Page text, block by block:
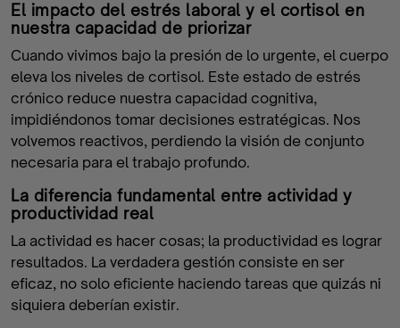
El impacto del estrés laboral y el cortisol en
nuestra capacidad de priorizar
Cuando vivimos bajo la presión de lo urgente, el cuerpo
eleva los niveles de cortisol. Este estado de estrés
crónico reduce nuestra capacidad cognitiva,
impidiéndonos tomar decisiones estratégicas. Nos
volvemos reactivos, perdiendo la visión de conjunto
necesaria para el trabajo profundo.
La diferencia fundamental entre actividad y
productividad real
La actividad es hacer cosas; la productividad es lograr
resultados. La verdadera gestión consiste en ser
eficaz, no solo eficiente haciendo tareas que quizás ni
siquiera deberían existir.